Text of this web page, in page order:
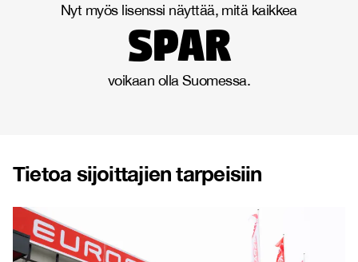
Nyt myös lisenssi näyttää, mitä kaikkea
spar
voikaan olla Suomessa.
Tietoa sijoittajien tarpeisiin